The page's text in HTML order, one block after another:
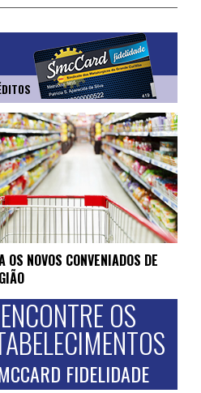
OS NOVOS CONVENIADOS DE
ENCONTRE OS
FIDELIDADE